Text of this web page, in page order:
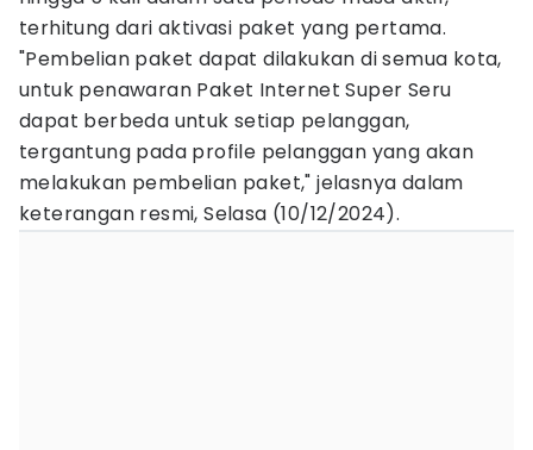
terhitung dari aktivasi paket yang pertama.
"Pembelian paket dapat dilakukan di semua kota,
untuk penawaran Paket Internet Super Seru
dapat berbeda untuk setiap pelanggan,
tergantung pada profile pelanggan yang akan
melakukan pembelian paket," jelasnya dalam
keterangan resmi, Selasa (10/12/2024).